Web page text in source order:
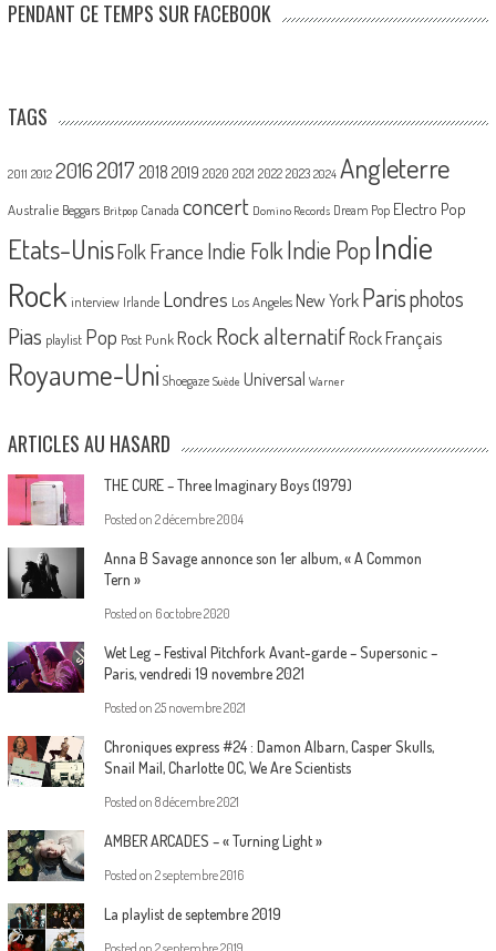
PENDANT CE TEMPS SUR FACEBOOK
TAGS
2011 2012 20162017 2018 2019 2020 2021 2022 2023 2024 Angleterre
Australie Beggars Britpop Canada concert Domino Records Dream Pop Electro Pop
Etats-UnisFolk France Indie Folk Indie PopIndie
Rock interview Irlande Londres Los Angeles New York Parisphotos
Pias playlist Pop Post Punk Rock Rock alternatif Rock Français
Royaume-Uni Shoegaze Suède Universal Warner
ARTICLES AU HASARD
THE CURE – Three Imaginary Boys (1979)
Posted on 2 décembre 2004
Anna B Savage annonce son 1er album, « A Common
Tern »
Posted on 6 octobre 2020
Wet Leg – Festival Pitchfork Avant-garde – Supersonic –
Paris, vendredi 19 novembre 2021
Posted on 25 novembre 2021
Chroniques express #24 : Damon Albarn, Casper Skulls,
Snail Mail, Charlotte OC, We Are Scientists
Posted on 8 décembre 2021
AMBER ARCADES – « Turning Light »
Posted on 2 septembre 2016
La playlist de septembre 2019
Posted on 2 septembre 2019